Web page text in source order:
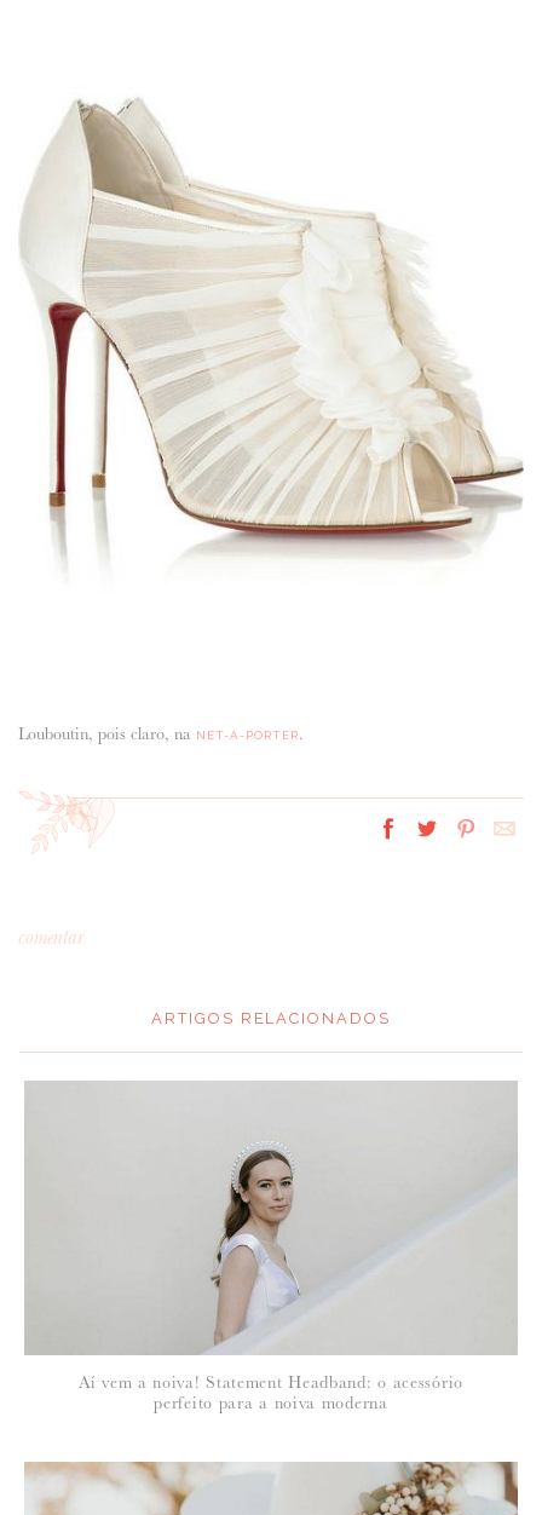
Louboutin, pois claro, na NET-A-PORTER.
comentar
ARTIGOS RELACIONADOS
Aí vem a noiva! Statement Headband: o acessório
perfeito para a noiva moderna